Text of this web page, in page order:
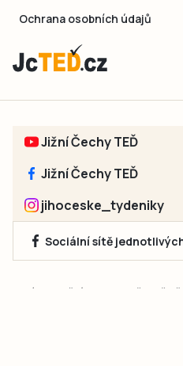
Ochrana osobních údajů
Jižní Čechy TEĎ
Jižní Čechy TEĎ
jihoceske_tydeniky
Sociální sítě
Jakékoliv užití obsahu, včetně